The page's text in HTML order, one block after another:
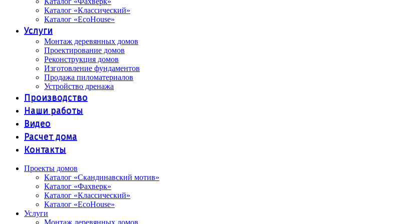
Каталог «Классический»
Каталог «EcoHouse»
Услуги
Монтаж деревянных домов
Проектирование домов
Реконструкция домов
Изготовление фундаментов
Продажа пиломатериалов
Устройство дренажа
Производство
Наши работы
Видео
Расчет дома
Контакты
Проекты домов
Каталог «Скандинавский мотив»
Каталог «Фахверк»
Каталог «Классический»
Каталог «EcoHouse»
Услуги
Монтаж деревянных домов